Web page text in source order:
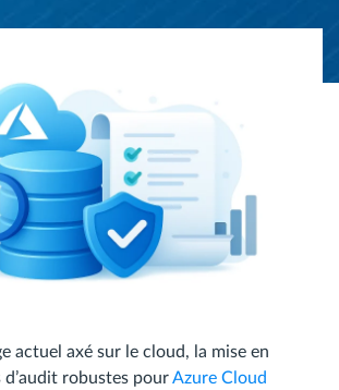
actuel axé sur le cloud, la mise en
d’audit robustes pourAzure Cloud